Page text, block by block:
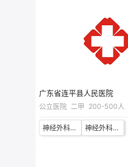
广东省连平县人民医院
公立医院 二甲 200-500人
神经外科临床骨干/高学历医师 神经外科学科带头人